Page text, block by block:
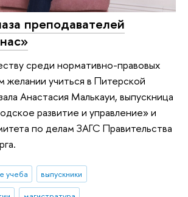
преподавателей
среди нормативно-правовых
желании учиться в Питерской
Анастасия Малькауи, выпускница
развитие и управление» и
по делам ЗАГС Правительства
учеба
выпускники